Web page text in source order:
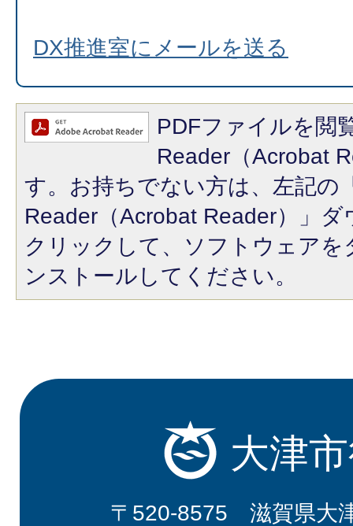
DX推進室にメールを送る
PDFファイルを閲
Reader（Acrobat
す。お持ちでない方は、左記の
Reader（Acrobat Reader）」
クリックして、ソフトウェア
ンストールしてください。
大津
〒520-8575 滋賀県大